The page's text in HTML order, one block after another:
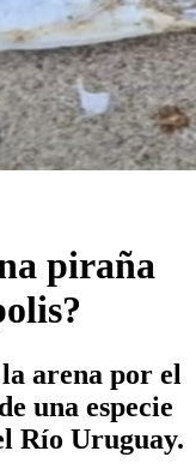
piraña
arena por el
una especie
Río Uruguay.